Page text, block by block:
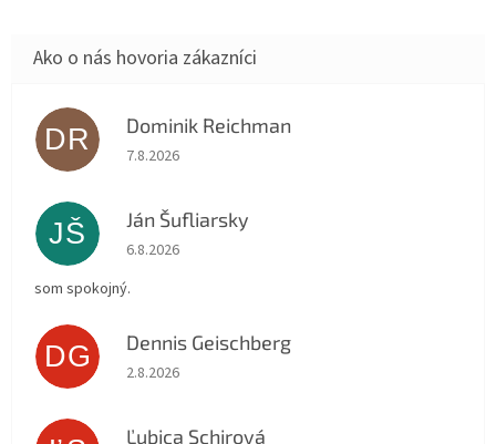
DR Dominik Reichman
Hodnotenie obchodu je 5 z 5 hviezdičiek.
7.8.2026
JŠ Ján Šufliarsky
Hodnotenie obchodu je 5 z 5 hviezdičiek.
6.8.2026
som spokojný.
DG Dennis Geischberg
Hodnotenie obchodu je 5 z 5 hviezdičiek.
2.8.2026
Ľubica Schirová